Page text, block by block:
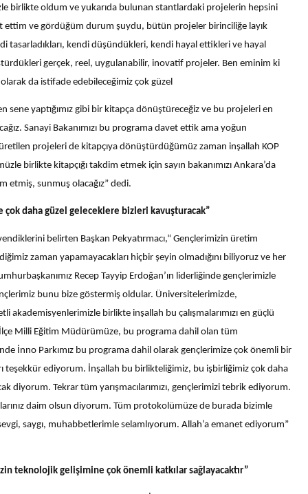
birlikte oldum ve yukarıda bulunan stantlardaki projelerin hepsini
ettim ve gördüğüm durum şuydu, bütün projeler birinciliğe layık
tasarladıkları, kendi düşündükleri, kendi hayal ettikleri ve hayal
gerçek, reel, uygulanabilir, inovatif projeler. Ben eminim ki
da istifade edebileceğimiz çok güzel
yaptığımız gibi bir kitapça dönüştüreceğiz ve bu projeleri en
Sanayi Bakanımızı bu programa davet ettik ama yoğun
projeleri de kitapçıya dönüştürdüğümüz zaman inşallah KOP
birlikte kitapçığı takdim etmek için sayın bakanımızı Ankara’da
etmiş, sunmuş olacağız” dedi.
daha güzel geleceklere bizleri kavuşturacak”
belirten Başkan Pekyatırmacı,“ Gençlerimizin üretim
zaman yapamayacakları hiçbir şeyin olmadığını biliyoruz ve her
Recep Tayyip Erdoğan’ın liderliğinde gençlerimizle
bunu bize göstermiş oldular. Üniversitelerimizde,
akademisyenlerimizle birlikte inşallah bu çalışmalarımızı en güçlü
İlçe Milli Eğitim Müdürümüze, bu programa dahil olan tüm
İnno Parkımız bu programa dahil olarak gençlerimize çok önemli bir
teşekkür ediyorum. İnşallah bu birlikteliğimiz, bu işbirliğimiz çok daha
diyorum. Tekrar tüm yarışmacılarımızı, gençlerimizi tebrik ediyorum.
daim olsun diyorum. Tüm protokolümüze de burada bizimle
saygı, muhabbetlerimle selamlıyorum. Allah’a emanet ediyorum”
teknolojik gelişimine çok önemli katkılar sağlayacaktır”